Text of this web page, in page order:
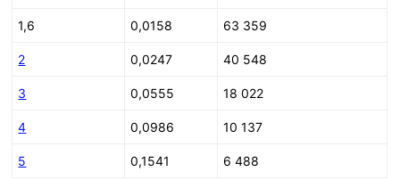
1,6 0,0158 63 359
2 0,0247 40 548
3 0,0555 18 022
4 0,0986 10 137
5 0,1541 6 488